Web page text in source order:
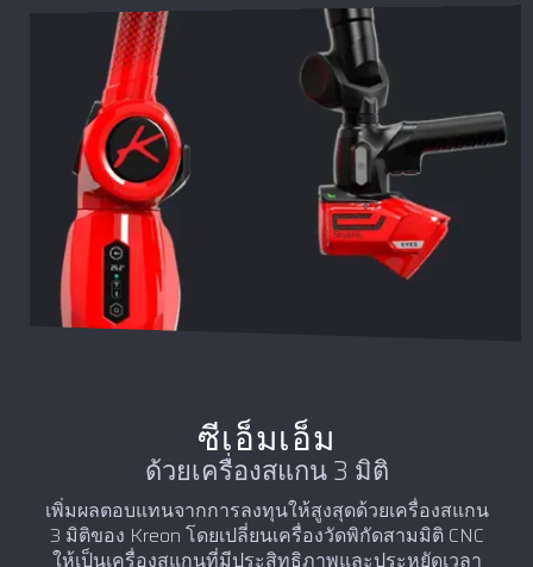
ซีเอ็มเอ็ม
ด้วยเครื่องสแกน 3 มิติ
เพิ่มผลตอบแทนจากการลงทุนให้สูงสุดด้วยเครื่องสแกน
3 มิติของ Kreon โดยเปลี่ยนเครื่องวัดพิกัดสามมิติ CNC
ให้เป็นเครื่องสแกนที่มีประสิทธิภาพและประหยัดเวลา